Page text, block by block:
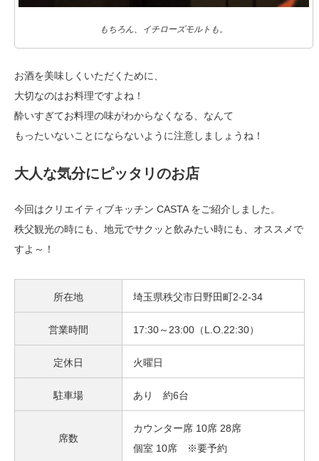
もちろん、イチローズモルトも。
お酒を美味しくいただくために、
大切なのはお料理ですよね！
酔いすぎてお料理の味がわからなくなる、なんて
もったいないことにならないように注意しましょうね！
大人な気分にピッタリのお店
今回はクリエイティブキッチン CASTA をご紹介しました。
秩父観光の時にも、地元でサクッと飲みたい時にも、オススメで
すよ～！
所在地 埼玉県秩父市日野田町2-2-34
営業時間 17:30～23:00（L.O.22:30）
定休日 火曜日
駐車場 あり 約6台
席数
カウンター席 10席 28席
個室 10席 ※要予約